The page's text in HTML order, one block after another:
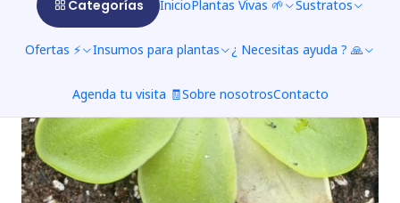
Categorías InicioPlantas Vivas 🌱 Sustratos
Ofertas ⚡ Insumos para plantas ¿ Necesitas ayuda ? 🙏
Agenda tu visita 🧾Sobre nosotrosContacto